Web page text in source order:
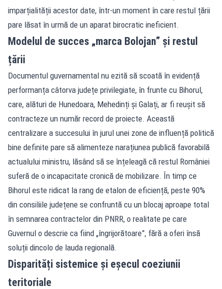
imparțialității acestor date, într-un moment în care restul țării
pare lăsat în urmă de un aparat birocratic ineficient.
Modelul de succes „marca Bolojan” și restul
țării
Documentul guvernamental nu ezită să scoată în evidență
performanța câtorva județe privilegiate, în frunte cu Bihorul,
care, alături de Hunedoara, Mehedinți și Galați, ar fi reușit să
contracteze un număr record de proiecte. Această
centralizare a succesului în jurul unei zone de influență politică
bine definite pare să alimenteze narațiunea publică favorabilă
actualului ministru, lăsând să se înțeleagă că restul României
suferă de o incapacitate cronică de mobilizare. În timp ce
Bihorul este ridicat la rang de etalon de eficiență, peste 90%
din consiliile județene se confruntă cu un blocaj aproape total
în semnarea contractelor din PNRR, o realitate pe care
Guvernul o descrie ca fiind „îngrijorătoare”, fără a oferi însă
soluții dincolo de lauda regională.
Disparități sistemice și eșecul coeziunii
teritoriale